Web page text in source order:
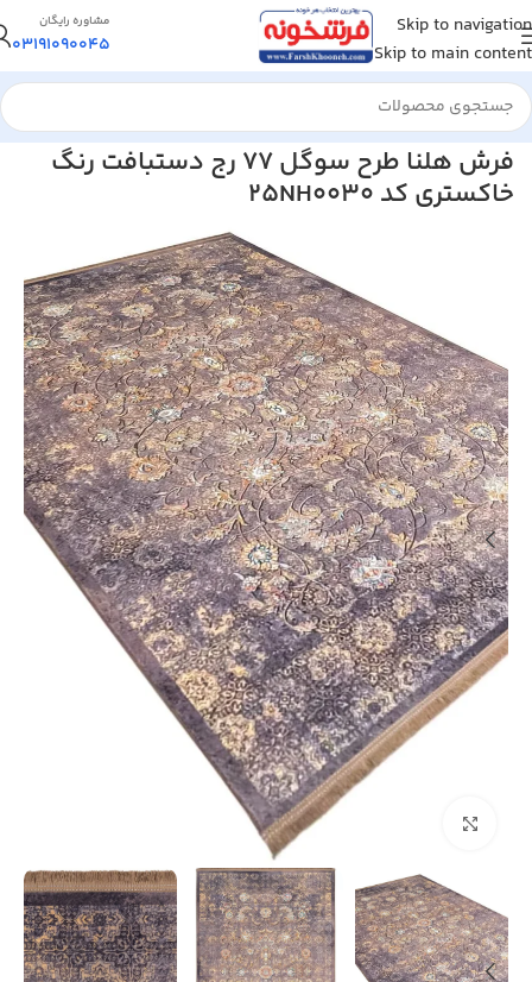
Skip to navigation
Skip to main content
مشاوره رایگان
03191090045
خانه/فرش ماشینی/فرش 1200 شانه
فرش هلنا طرح سوگل 77 رج دستبافت رنگ
خاکستری کد 25NH0030